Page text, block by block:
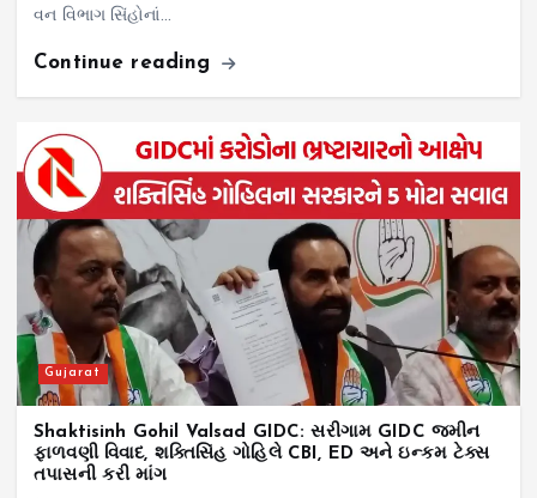
વન વિભાગ સિંહોનાં…
Continue reading
Gujarat
Shaktisinh Gohil Valsad GIDC: સરીગામ GIDC જમીન
ફાળવણી વિવાદ, શક્તિસિંહ ગોહિલે CBI, ED અને ઇન્કમ ટેક્સ
તપાસની કરી માંગ